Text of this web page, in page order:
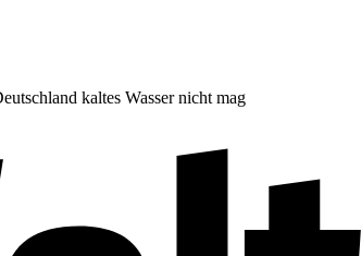
kaltes Wasser nicht mag